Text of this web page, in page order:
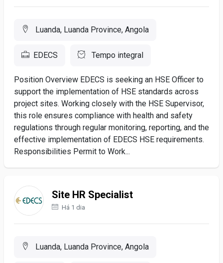
Luanda, Luanda Province, Angola
EDECS Tempo integral
Position Overview EDECS is seeking an HSE Officer to
support the implementation of HSE standards across
project sites. Working closely with the HSE Supervisor,
this role ensures compliance with health and safety
regulations through regular monitoring, reporting, and the
effective implementation of EDECS HSE requirements.
Responsibilities Permit to Work...
Site HR Specialist
Há 1 dia
Luanda, Luanda Province, Angola